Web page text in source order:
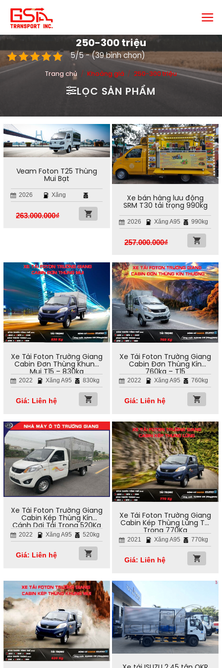
đến
nội
250-300 triệu
5/5 - (39 bình chọn)
Trang chủ / Khoảng giá / 250-300 triệu
LỌC SẢN PHẨM
Veam Foton T25 Thùng
Mui Bạt
2026 Xăng
263.000.000₫
Xe bán hàng lưu động
SRM T30 tải trọng 990kg
2026 Xăng A95 990kg
257.000.000₫
Xe Tải Foton Trường Giang
Cabin Đơn Thùng Khung
Mui T15 – 830kg
2022 Xăng A95 830kg
Giá: Liên hệ
Xe Tải Foton Trường Giang
Cabin Đơn Thùng Kín
760kg – T15
2022 Xăng A95 760kg
Giá: Liên hệ
Xe Tải Foton Trường Giang
Cabin Kép Thùng Kín
Cánh Dơi Tải Trọng 520Kg
2022 Xăng A95 520kg
Giá: Liên hệ
Xe Tải Foton Trường Giang
Cabin Kép Thùng Lửng Tải
Trọng 770Kg
2021 Xăng A95 770kg
Giá: Liên hệ